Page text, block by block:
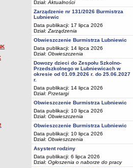
Dział: Aktualności
Zarządzenie nr 131/2026 Burmistrza
Lubniewic
Data publikacji: 17 lipca 2026
Dział: Zarządzenia
Obwieszczenie Burmistrza Lubniewic
Data publikacji: 14 lipca 2026
Dział: Obwieszczenia
Dowozy dzieci do Zespołu Szkolno-
Przedszkolnego w Lubniewicach w
okresie od 01.09.2026 r. do 25.06.2027
r.
Data publikacji: 14 lipca 2026
Dział: Przetargi
Obwieszczenie Burmistrza Lubniewic
Data publikacji: 10 lipca 2026
Dział: Obwieszczenia
Obwieszczenie Burmistrza Lubniewic
Data publikacji: 10 lipca 2026
Dział: Obwieszczenia
Asystent rodziny
Data publikacji: 6 lipca 2026
Dział: Ogłoszenia o naborze do pracy